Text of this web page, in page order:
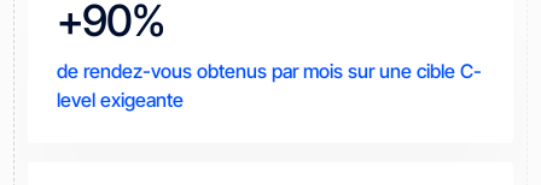
+90%
de rendez-vous obtenus par mois sur une cible C-
level exigeante